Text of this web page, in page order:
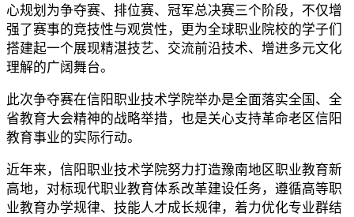
心规划为争夺赛、排位赛、冠军总决赛三个阶段，不仅增
强了赛事的竞技性与观赏性，更为全球职业院校的学子们
搭建起一个展现精湛技艺、交流前沿技术、增进多元文化
理解的广阔舞台。
此次争夺赛在信阳职业技术学院举办是全面落实全国、全
省教育大会精神的战略举措，也是关心支持革命老区信阳
教育事业的实际行动。
近年来，信阳职业技术学院努力打造豫南地区职业教育新
高地，对标现代职业教育体系改革建设任务，遵循高等职
业教育办学规律、技能人才成长规律，着力优化专业群结